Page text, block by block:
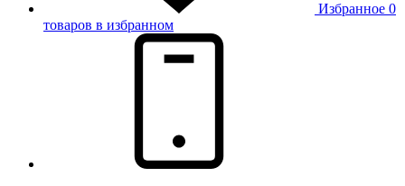
Избранное 0
товаров в избранном